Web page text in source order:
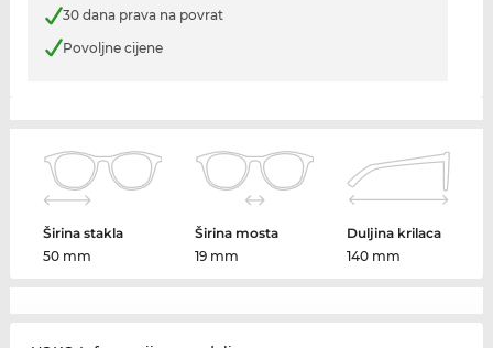
30 dana prava na povrat
Povoljne cijene
Širina stakla
50 mm
Širina mosta
19 mm
Duljina krilaca
140 mm